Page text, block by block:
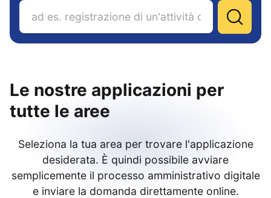
Le nostre applicazioni per
tutte le aree
Seleziona la tua area per trovare l'applicazione
desiderata. È quindi possibile avviare
semplicemente il processo amministrativo digitale
e inviare la domanda direttamente online.